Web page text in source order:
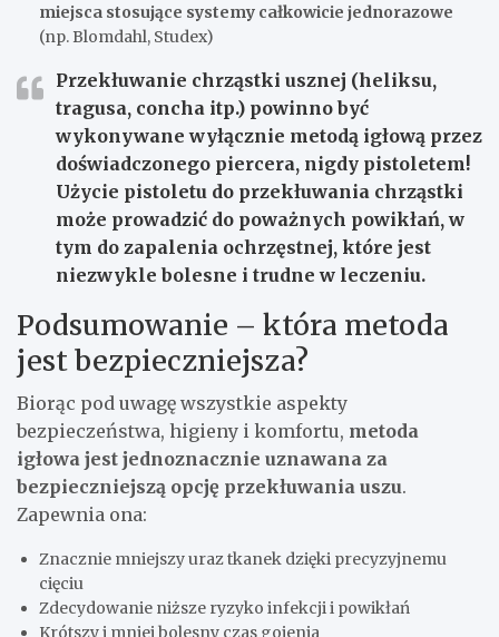
miejsca stosujące systemy całkowicie jednorazowe
(np. Blomdahl, Studex)
Przekłuwanie chrząstki usznej (heliksu,
tragusa, concha itp.) powinno być
wykonywane wyłącznie metodą igłową przez
doświadczonego piercera, nigdy pistoletem!
Użycie pistoletu do przekłuwania chrząstki
może prowadzić do poważnych powikłań, w
tym do zapalenia ochrzęstnej, które jest
niezwykle bolesne i trudne w leczeniu.
Podsumowanie – która metoda
jest bezpieczniejsza?
Biorąc pod uwagę wszystkie aspekty
bezpieczeństwa, higieny i komfortu, metoda
igłowa jest jednoznacznie uznawana za
bezpieczniejszą opcję przekłuwania uszu.
Zapewnia ona:
Znacznie mniejszy uraz tkanek dzięki precyzyjnemu
cięciu
Zdecydowanie niższe ryzyko infekcji i powikłań
Krótszy i mniej bolesny czas gojenia